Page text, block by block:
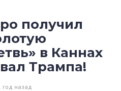
получил
в Каннах
Трампа!
год назад